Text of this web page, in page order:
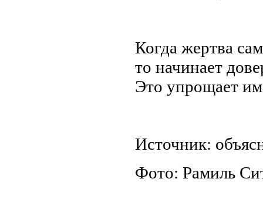
Когда жертва
то начинает
Это упрощает им
Источник:
Фото: Рамиль